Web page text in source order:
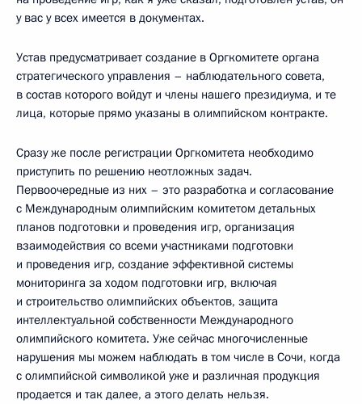
у вас у всех имеется в документах.
Устав предусматривает создание в Оргкомитете органа
стратегического управления – наблюдательного совета,
в состав которого войдут и члены нашего президиума, и те
лица, которые прямо указаны в олимпийском контракте.
Сразу же после регистрации Оргкомитета необходимо
приступить по решению неотложных задач.
Первоочередные из них – это разработка и согласование
с Международным олимпийским комитетом детальных
планов подготовки и проведения игр, организация
взаимодействия со всеми участниками подготовки
и проведения игр, создание эффективной системы
мониторинга за ходом подготовки игр, включая
и строительство олимпийских объектов, защита
интеллектуальной собственности Международного
олимпийского комитета. Уже сейчас многочисленные
нарушения мы можем наблюдать в том числе в Сочи, когда
с олимпийской символикой уже и различная продукция
продается и так далее, а этого делать нельзя.